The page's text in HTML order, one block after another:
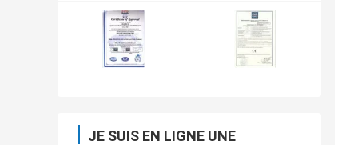
JE SUIS EN LIGNE UNE